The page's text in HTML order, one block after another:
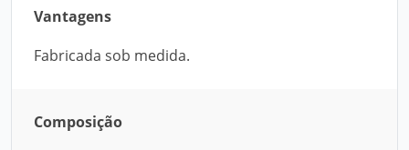
Vantagens
Fabricada sob medida.
Composição